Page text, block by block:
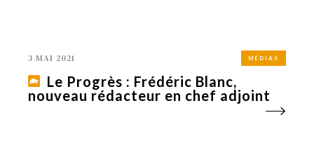
3 MAI 2021 MÉDIAS
Le Progrès : Frédéric Blanc,
nouveau rédacteur en chef adjoint